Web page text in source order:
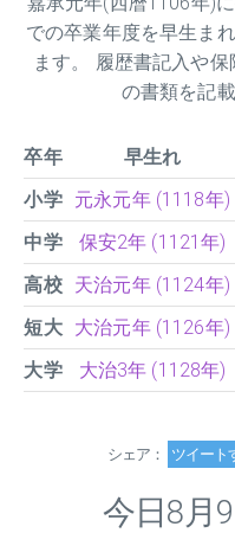
での卒業年度を早生ま
ます。 履歴書記入や
の書類を記
卒年 早生れ
小学 元永元年 (1118年)
中学
保安2年 (1121年)
高校 天治元年 (1124年)
短大 大治元年 (1126年)
大学
大治3年 (1128年)
シェア： ツイート
今日8月